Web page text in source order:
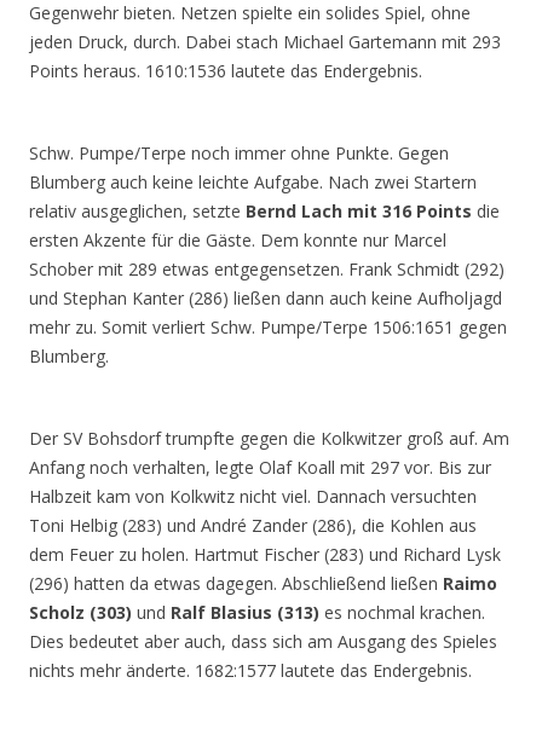
Gegenwehr bieten. Netzen spielte ein solides Spiel, ohne
jeden Druck, durch. Dabei stach Michael Gartemann mit 293
Points heraus. 1610:1536 lautete das Endergebnis.
Schw. Pumpe/Terpe noch immer ohne Punkte. Gegen
Blumberg auch keine leichte Aufgabe. Nach zwei Startern
relativ ausgeglichen, setzte Bernd Lach mit 316 Points die
ersten Akzente für die Gäste. Dem konnte nur Marcel
Schober mit 289 etwas entgegensetzen. Frank Schmidt (292)
und Stephan Kanter (286) ließen dann auch keine Aufholjagd
mehr zu. Somit verliert Schw. Pumpe/Terpe 1506:1651 gegen
Blumberg.
Der SV Bohsdorf trumpfte gegen die Kolkwitzer groß auf. Am
Anfang noch verhalten, legte Olaf Koall mit 297 vor. Bis zur
Halbzeit kam von Kolkwitz nicht viel. Dannach versuchten
Toni Helbig (283) und André Zander (286), die Kohlen aus
dem Feuer zu holen. Hartmut Fischer (283) und Richard Lysk
(296) hatten da etwas dagegen. Abschließend ließen Raimo
Scholz (303) und Ralf Blasius (313) es nochmal krachen.
Dies bedeutet aber auch, dass sich am Ausgang des Spieles
nichts mehr änderte. 1682:1577 lautete das Endergebnis.